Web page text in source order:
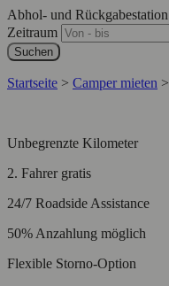
Abhol- und Rückgabestation
Zeitraum
Suchen
Startseite > Camper mieten >
Unbegrenzte Kilometer
2. Fahrer gratis
24/7 Roadside Assistance
50% Anzahlung möglich
Flexible Storno-Option